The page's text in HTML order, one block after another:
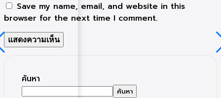
Save my name, email, and website in this
browser for the next time I comment.
ค้นหา
ค้นหา